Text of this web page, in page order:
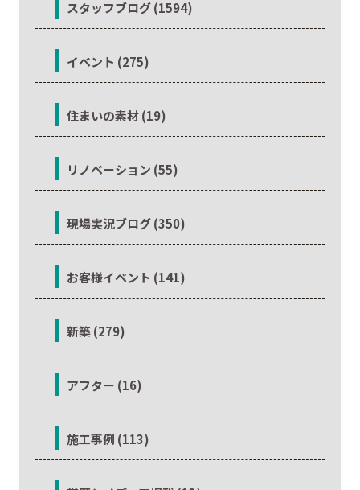
スタッフブログ (1594)
イベント (275)
住まいの素材 (19)
リノベーション (55)
現場実況ブログ (350)
お客様イベント (141)
新築 (279)
アフター (16)
施工事例 (113)